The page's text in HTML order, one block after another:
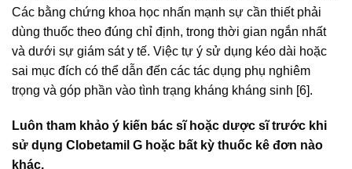
Các bằng chứng khoa học nhấn mạnh sự cần thiết phải
dùng thuốc theo đúng chỉ định, trong thời gian ngắn nhất
và dưới sự giám sát y tế. Việc tự ý sử dụng kéo dài hoặc
sai mục đích có thể dẫn đến các tác dụng phụ nghiêm
trọng và góp phần vào tình trạng kháng kháng sinh [6].
Luôn tham khảo ý kiến bác sĩ hoặc dược sĩ trước khi
sử dụng Clobetamil G hoặc bất kỳ thuốc kê đơn nào
khác.